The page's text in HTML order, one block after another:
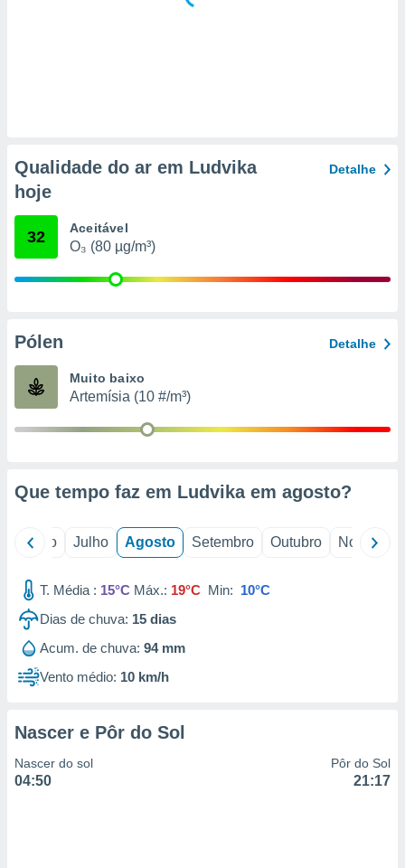
medir
da
medir o
dos
de
fontes,
dados
através
estudos
de
1199
Qualidade do ar em Ludvika
hoje
Detalhe
32 Aceitável
O₃ (80 µg/m³)
Pólen Detalhe
Muito baixo
Artemísia (10 #/m³)
Que tempo faz em Ludvika em agosto?
Junho Julho Agosto Setembro Outubro Novembro
T. Média : 15°C Máx.: 19°C Min: 10°C
Dias de chuva: 15 dias
Acum. de chuva: 94 mm
Vento médio: 10 km/h
Nascer e Pôr do Sol
Nascer do sol
04:50
Pôr do Sol
21:17